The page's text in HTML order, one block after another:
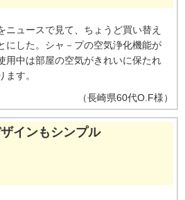
ニュースで見て、ちょうど買い替え
にした。シャ－プの空気浄化機能が
用中は部屋の空気がきれいに保たれ
す。
（長崎県60代O.F様）
インもシンプル